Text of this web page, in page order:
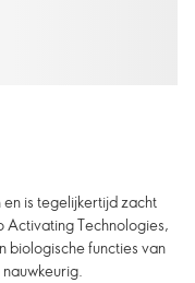
is tegelijkertijd zacht
Activating Technologies,
biologische functies van